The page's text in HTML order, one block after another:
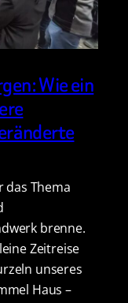
Wie ein
das Thema
brenne.
Zeitreise
unseres
Haus –